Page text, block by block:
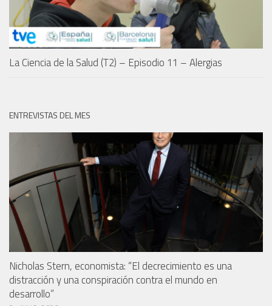
La Ciencia de la Salud (T2) – Episodio 11 – Alergias
ENTREVISTAS DEL MES
Nicholas Stern, economista: “El decrecimiento es una
distracción y una conspiración contra el mundo en
desarrollo”